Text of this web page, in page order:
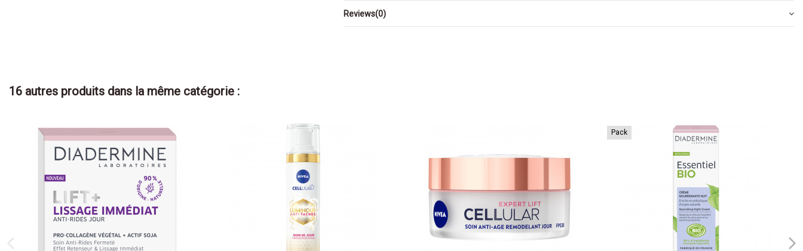
Reviews(0)
16 autres produits dans la même catégorie :
Pack